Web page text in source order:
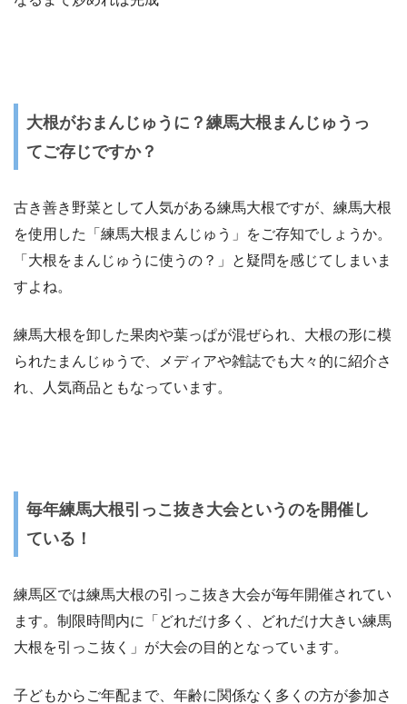
大根がおまんじゅうに？練馬大根まんじゅうっ
てご存じですか？
古き善き野菜として人気がある練馬大根ですが、練馬大根
を使用した「練馬大根まんじゅう」をご存知でしょうか。
「大根をまんじゅうに使うの？」と疑問を感じてしまいま
すよね。
練馬大根を卸した果肉や葉っぱが混ぜられ、大根の形に模
られたまんじゅうで、メディアや雑誌でも大々的に紹介さ
れ、人気商品ともなっています。
毎年練馬大根引っこ抜き大会というのを開催し
ている！
練馬区では練馬大根の引っこ抜き大会が毎年開催されてい
ます。制限時間内に「どれだけ多く、どれだけ大きい練馬
大根を引っこ抜く」が大会の目的となっています。
子どもからご年配まで、年齢に関係なく多くの方が参加さ